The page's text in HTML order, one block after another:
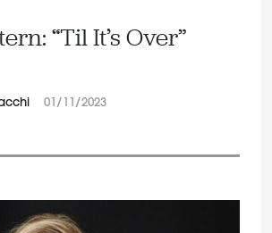
“Til It’s Over”
01/11/2023